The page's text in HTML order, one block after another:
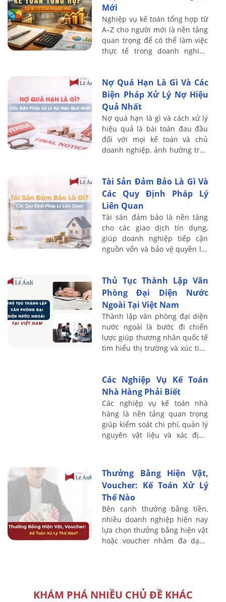
Mới
Nghiệp vụ kế toán tổng hợp từ
A–Z cho người mới là nền tảng
quan trọng để có thể làm việc
thực tế trong doanh nghiệp
Ánh ...
Nợ Quá Hạn Là Gì Và Các
Biện Pháp Xử Lý Nợ Hiệu
Quả Nhất
Nợ quá hạn là gì và cách xử lý
hiệu quả là bài toán đau đầu
đối với mọi kế toán và chủ
doanh nghiệp, ảnh hưởng trực
nghiệm ...
Tài Sản Đảm Bảo Là Gì Và
Các Quy Định Pháp Lý
Liên Quan
Tài sản đảm bảo là nền tảng
cho các giao dịch tín dụng,
giúp doanh nghiệp tiếp cận
nguồn vốn và bảo vệ quyền lợi
hơn 20.000 ...
Thủ Tục Thành Lập Văn
Phòng Đại Diện Nước
Ngoài Tại Việt Nam
Thành lập văn phòng đại diện
nước ngoài là bước đi chiến
lược giúp thương nhân quốc tế
tìm hiểu thị trường và xúc tiến
chiến, ...
Các Nghiệp Vụ Kế Toán
Nhà Hàng Phải Biết
Các nghiệp vụ kế toán nhà
hàng là nền tảng quan trọng
giúp kiểm soát chi phí, quản lý
nguyên vật liệu và xác định
thù nhà ...
Thưởng Bằng Hiện Vật,
Voucher: Kế Toán Xử Lý
Thế Nào
Bên cạnh thưởng bằng tiền,
nhiều doanh nghiệp hiện nay
lựa chọn thưởng bằng hiện vật
hoặc voucher nhằm đa dạng
KHÁM PHÁ NHIỀU CHỦ ĐỀ KHÁC